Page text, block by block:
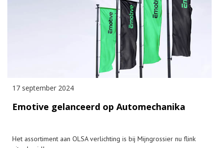
17 september 2024
Emotive gelanceerd op Automechanika
Het assortiment aan OLSA verlichting is bij Mijngrossier nu flink